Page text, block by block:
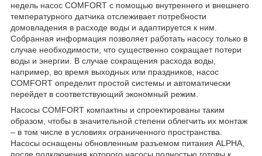
недель насос COMFORT с помощью внутреннего и внешнего
температурного датчика отслеживает потребности
домовладения в расходе воды и адаптируется к ним.
Собранная информация позволяет работать насосу только в
случае необходимости, что существенно сокращает потери
воды и энергии. В случае сокращения расхода воды,
например, во время выходных или праздников, насос
COMFORT определит простой системы и автоматически
перейдет в соответствующий экономный режим.
Насосы COMFORT компактны и спроектированы таким
образом, чтобы в значительной степени облегчить их монтаж
– в том числе в условиях ограниченного пространства.
Насосы оснащены обновленным разъемом питания ALPHA,